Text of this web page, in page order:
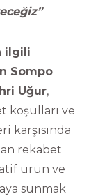
ilgili
Sompo
Uğur,
koşulları ve
karşısında
rekabet
ürün ve
sunmak